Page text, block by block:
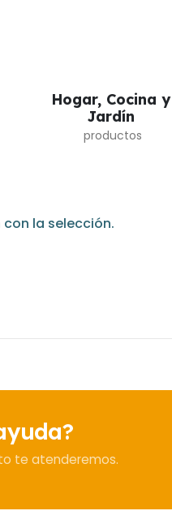
Hogar, Cocina y
Jardín
la selección.
te atenderemos.